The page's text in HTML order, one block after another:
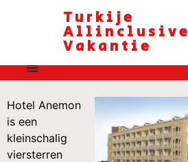
Turkije
Allinclusive
Vakantie
Hotel Anemon
is een
kleinschalig
viersterren